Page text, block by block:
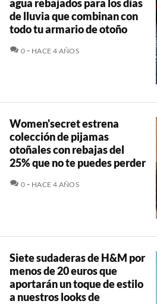
agua rebajados para los días
de lluvia que combinan con
todo tu armario de otoño
0 COMENTARIOS
HACE 4 AÑOS
Women'secret estrena
colección de pijamas
otoñales con rebajas del
25% que no te puedes perder
0 COMENTARIOS
HACE 4 AÑOS
Siete sudaderas de H&M por
menos de 20 euros que
aportarán un toque de estilo
a nuestros looks de